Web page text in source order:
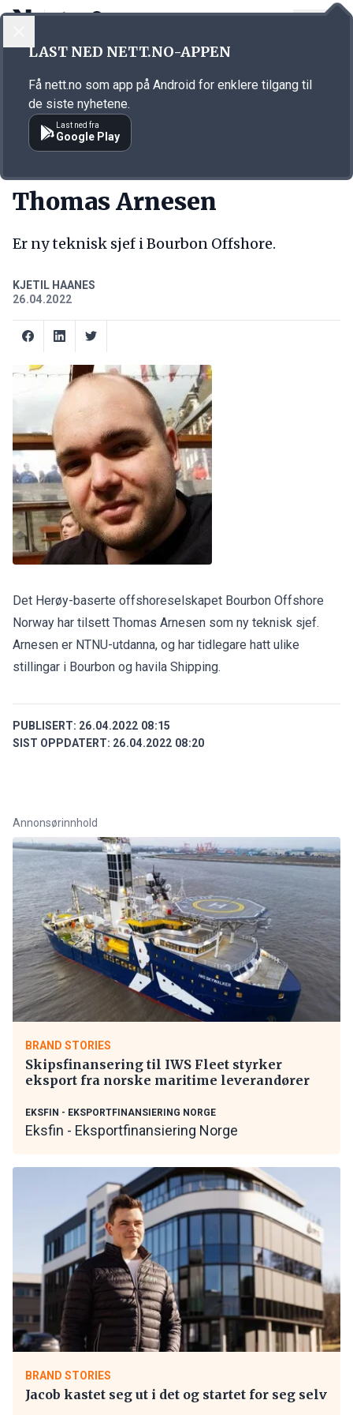
Annonsørinnhold
Thomas Arnesen
Er ny teknisk sjef i Bourbon Offshore.
KJETIL HAANES
26.04.2022
Det Herøy-baserte offshoreselskapet Bourbon Offshore
Norway har tilsett Thomas Arnesen som ny teknisk sjef.
Arnesen er NTNU-utdanna, og har tidlegare hatt ulike
stillingar i Bourbon og havila Shipping.
PUBLISERT: 26.04.2022 08:15
SIST OPPDATERT: 26.04.2022 08:20
Annonsørinnhold
BRAND STORIES
Skipsfinansering til IWS Fleet styrker
eksport fra norske maritime leverandører
EKSFIN - EKSPORTFINANSIERING NORGE
Eksfin - Eksportfinansiering Norge
BRAND STORIES
Jacob kastet seg ut i det og startet for seg selv
LAST NED NETT.NO-APPEN
Få nett.no som app på Android for enklere tilgang til
de siste nyhetene.
Last ned fra
Google Play